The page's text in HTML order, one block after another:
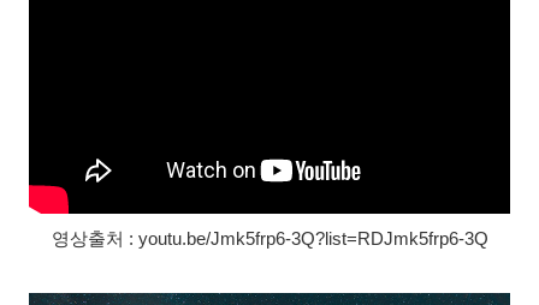
영상출처 : youtu.be/Jmk5frp6-3Q?list=RDJmk5frp6-3Q